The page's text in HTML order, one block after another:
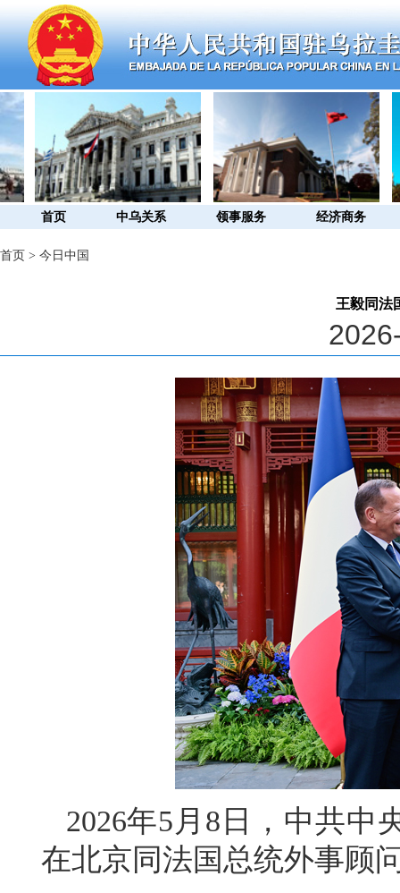
首页 中乌关系 领事服务 经济商务
首页 > 今日中国
王毅同法
2026年5月8日，中共中
在北京同法国总统外事顾